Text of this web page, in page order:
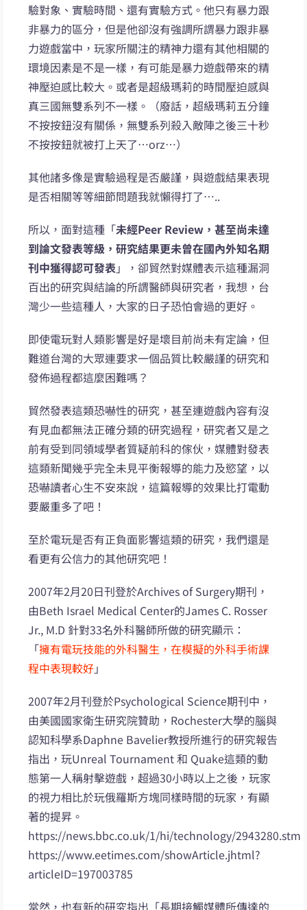
驗對象、實驗時間、還有實驗方式。他只有暴力跟
非暴力的區分，但是他卻沒有強調所謂暴力跟非暴
力遊戲當中，玩家所關注的精神力還有其他相關的
環境因素是不是一樣，有可能是暴力遊戲帶來的精
神壓迫感比較大。或者是超級瑪莉的時間壓迫感與
真三國無雙系列不一樣。（廢話，超級瑪莉五分鐘
不按按鈕沒有關係，無雙系列殺入敵陣之後三十秒
不按按鈕就被打上天了…orz…）
其他諸多像是實驗過程是否嚴謹，與遊戲結果表現
是否相關等等細節問題我就懶得打了…..
所以，面對這種「未經Peer Review，甚至尚未達
到論文發表等級，研究結果更未曾在國內外知名期
刊中獲得認可發表 」，卻貿然對媒體表示這種漏洞
百出的研究與結論的所謂醫師與研究者，我想，台
灣少一些這種人，大家的日子恐怕會過的更好。
即使電玩對人類影響是好是壞目前尚未有定論，但
難道台灣的大眾連要求一個品質比較嚴謹的研究和
發佈過程都這麼困難嗎？
貿然發表這類恐嚇性的研究，甚至連遊戲內容有沒
有見血都無法正確分類的研究過程，研究者又是之
前有受到同領域學者質疑前科的傢伙，媒體對發表
這類新聞幾乎完全未見平衡報導的能力及慾望，以
恐嚇讀者心生不安來說，這篇報導的效果比打電動
要嚴重多了吧！
至於電玩是否有正負面影響這類的研究，我們還是
看更有公信力的其他研究吧！
2007年2月20日刊登於Archives of Surgery期刊，
由Beth Israel Medical Center的James C. Rosser
Jr., M.D 針對33名外科醫師所做的研究顯示：
「擁有電玩技能的外科醫生，在模擬的外科手術課
程中表現較好」
2007年2月刊登於Psychological Science期刊中，
由美國國家衛生研究院贊助，Rochester大學的腦與
認知科學系Daphne Bavelier教授所進行的研究報告
指出，玩Unreal Tournament 和 Quake這類的動
態第一人稱射擊遊戲，超過30小時以上之後，玩家
的視力相比於玩俄羅斯方塊同樣時間的玩家，有顯
著的提昇。
https://news.bbc.co.uk/1/hi/technology/2943280.stm
https://www.eetimes.com/showArticle.jhtml?
articleID=197003785
當然，也有新的研究指出「長期接觸媒體所傳達的